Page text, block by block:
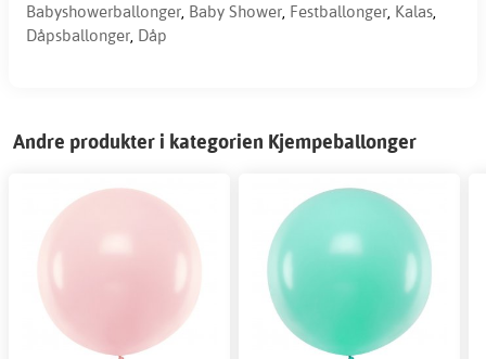
Babyshowerballonger, Baby Shower, Festballonger, Kalas,
Dåpsballonger, Dåp
Andre produkter i kategorien Kjempeballonger